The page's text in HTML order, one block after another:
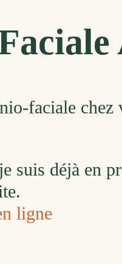
faciale
suis déjà en
ligne